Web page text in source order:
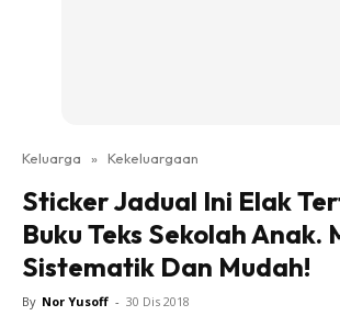
Keluarga » Kekeluargaan
Sticker Jadual Ini Elak
Buku Teks Sekolah Anak.
Sistematik Dan Mudah!
By Nor Yusoff - 30 Dis 2018